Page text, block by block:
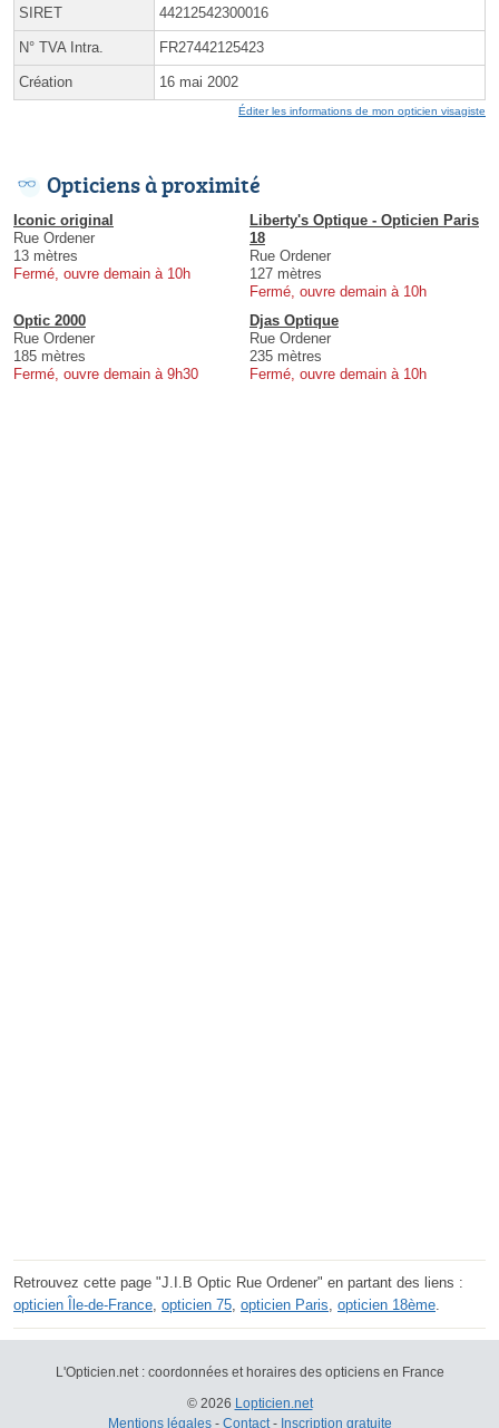
SIRET 44212542300016
N° TVA Intra. FR27442125423
Création 16 mai 2002
Éditer les informations de mon opticien visagiste
Opticiens à proximité
Iconic original
Rue Ordener
13 mètres
Fermé, ouvre demain à 10h
Liberty's Optique - Opticien Paris
18
Rue Ordener
127 mètres
Fermé, ouvre demain à 10h
Optic 2000
Rue Ordener
185 mètres
Fermé, ouvre demain à 9h30
Djas Optique
Rue Ordener
235 mètres
Fermé, ouvre demain à 10h
Retrouvez cette page "J.I.B Optic Rue Ordener" en partant des liens :
opticien Île-de-France opticien 75 opticien Paris opticien 18ème
L'Opticien.net : coordonnées et horaires des opticiens en France
© 2026 Lopticien.net
Mentions légales- Contact- Inscription gratuite